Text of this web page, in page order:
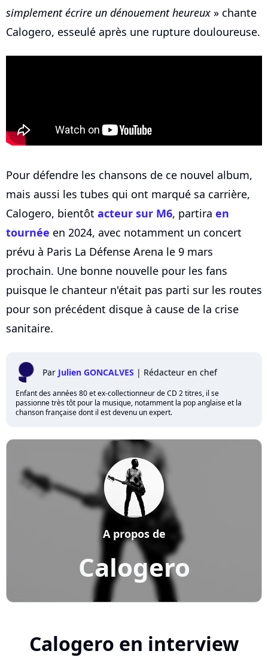
simplement écrire un dénouement heureux » chante
Calogero, esseulé après une rupture douloureuse.
Pour défendre les chansons de ce nouvel album,
mais aussi les tubes qui ont marqué sa carrière,
Calogero, bientôt acteur sur M6, partira en
tournée en 2024, avec notamment un concert
prévu à Paris La Défense Arena le 9 mars
prochain. Une bonne nouvelle pour les fans
puisque le chanteur n'était pas parti sur les routes
pour son précédent disque à cause de la crise
sanitaire.
Par Julien GONCALVES | Rédacteur en chef
Enfant des années 80 et ex-collectionneur de CD 2 titres, il se
passionne très tôt pour la musique, notamment la pop anglaise et la
chanson française dont il est devenu un expert.
Calogero
A propos de
Calogero en interview